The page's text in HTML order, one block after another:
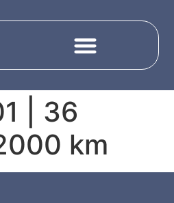
| 36
km